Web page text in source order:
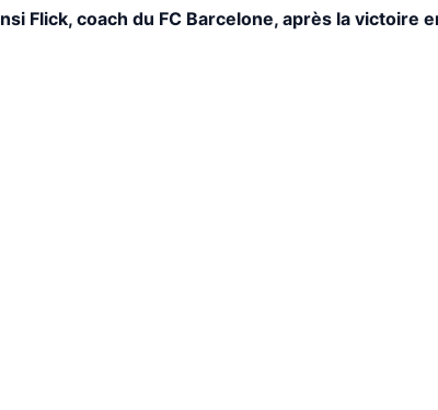
Flick, coach du FC Barcelone, après la victoire